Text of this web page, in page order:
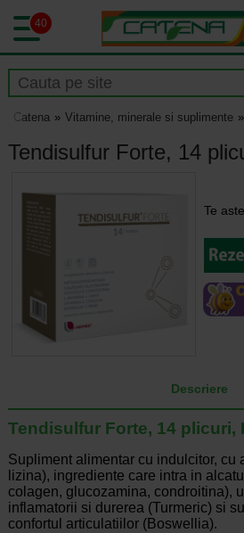
40
Catena Vitamine, minerale si suplimente
Tendisulfur Forte, 14
Te
Descriere
Tendisulfur Forte, 14 plicuri,
Supliment alimentar cu indulcitor, cu
lizina), ingrediente care intra in
colagen, glucozamina, condroitina),
inflamatorii si durerea (Turmeric) si
confortul articulatiilor (Boswellia).